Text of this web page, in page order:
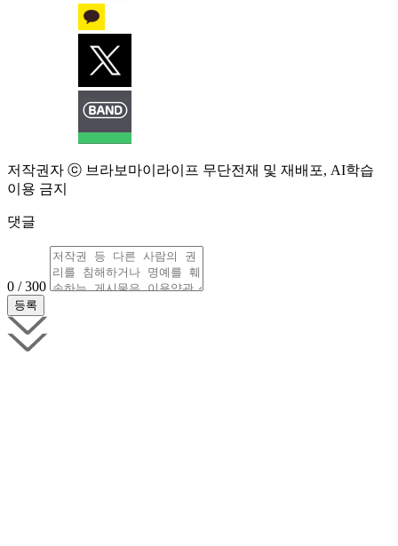
저작권자 ⓒ 브라보마이라이프 무단전재 및 재배포, AI학습
이용 금지
댓글
0 / 300